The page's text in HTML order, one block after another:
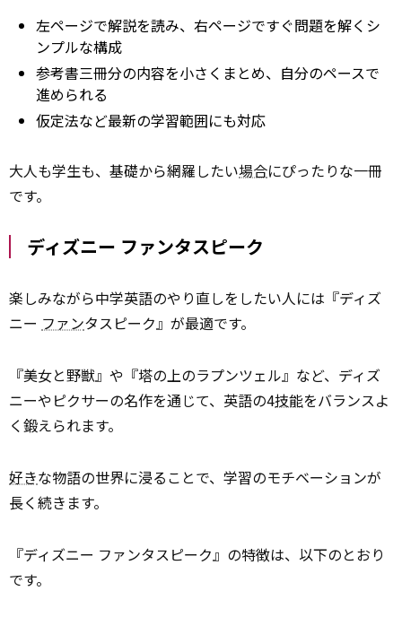
左ページで解説を読み、右ページですぐ問題を解くシ
ンプルな構成
参考書三冊分の内容を小さくまとめ、自分のペースで
進められる
仮定法など最新の学習範囲にも対応
大人も学生も、基礎から網羅したい場合にぴったりな一冊
です。
ディズニー ファンタスピーク
楽しみながら中学英語のやり直しをしたい人には『ディズ
ニー ファンタスピーク』が最適です。
『美女と野獣』や『塔の上のラプンツェル』など、ディズ
ニーやピクサーの名作を通じて、英語の4技能をバランスよ
く鍛えられます。
好きな物語の世界に浸ることで、学習のモチベーションが
長く続きます。
『ディズニー ファンタスピーク』の特徴は、以下のとおり
です。